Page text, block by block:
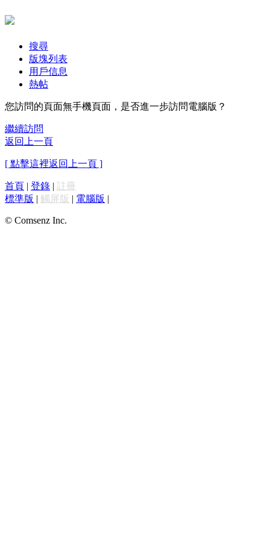
搜尋
版塊列表
用戶信息
熱帖
您訪問的頁面無手機頁面，是否進一步訪問電腦版？
繼續訪問
返回上一頁
[ 點擊這裡返回上一頁 ]
首頁 | 登錄 | 註冊
標準版 | 觸屏版 | 電腦版 |
© Comsenz Inc.